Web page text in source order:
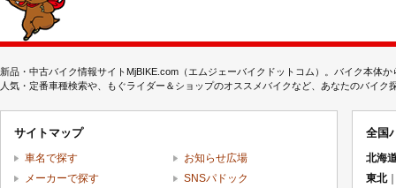
新品・中古バイク情報サイトMjBIKE.com（エムジェーバイクドットコム）。バイク本体
人気・定番車種検索や、もぐライダー＆ショップのオススメバイクなど、あなたのバイ
サイトマップ
車名で探す
メーカーで探す
お知らせ広場
SNSパドック
全国
北海
東北